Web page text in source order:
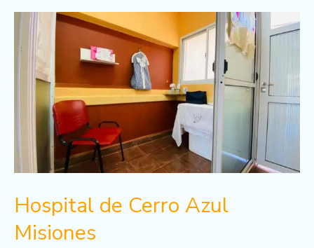
Hospital de Cerro Azul
Misiones
Hospital
Cerro
Azul
Misiones